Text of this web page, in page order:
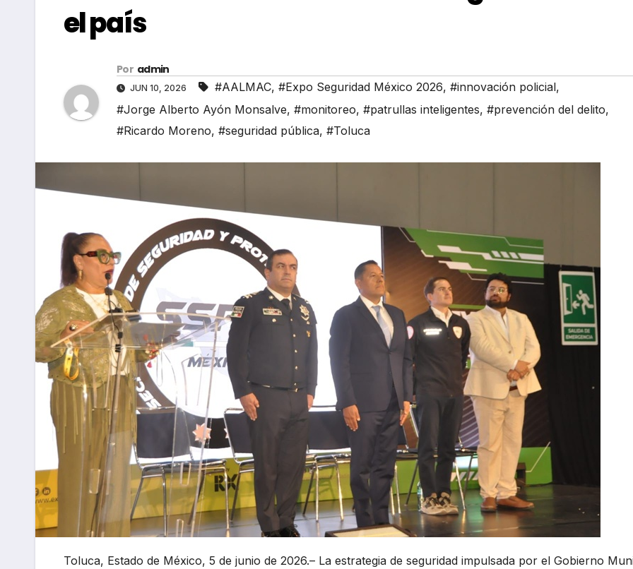
el país
Por admin
JUN 10, 2026 #AALMAC, #Expo Seguridad México 2026, #innovación policial,
#Jorge Alberto Ayón Monsalve, #monitoreo, #patrullas inteligentes, #prevención del delito,
#Ricardo Moreno, #seguridad pública, #Toluca
Toluca, Estado de México, 5 de junio de 2026.– La estrategia de seguridad impulsada por el Gobierno